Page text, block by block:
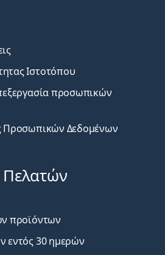
Ιστοτόπου
προσωπικών
Προσωπικών Δεδομένων
προϊόντων
εντός 30 ημερών